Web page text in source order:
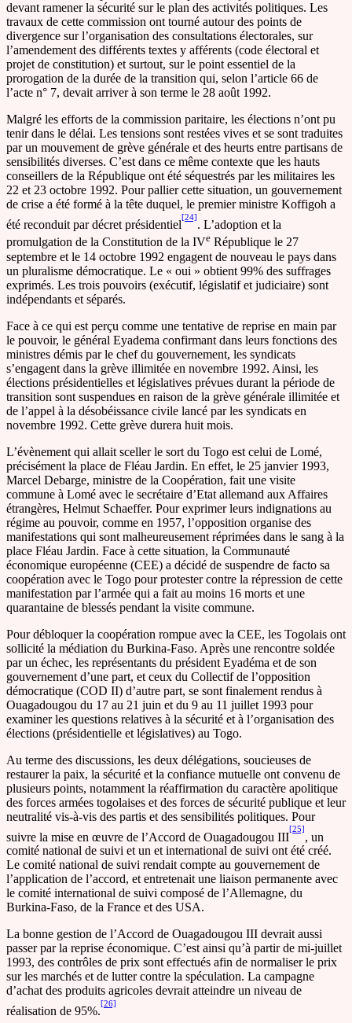
devant ramener la sécurité sur le plan des activités politiques. Les
travaux de cette commission ont tourné autour des points de
divergence sur l’organisation des consultations électorales, sur
l’amendement des différents textes y afférents (code électoral et
projet de constitution) et surtout, sur le point essentiel de la
prorogation de la durée de la transition qui, selon l’article 66 de
l’acte n° 7, devait arriver à son terme le 28 août 1992.
Malgré les efforts de la commission paritaire, les élections n’ont pu
tenir dans le délai. Les tensions sont restées vives et se sont traduites
par un mouvement de grève générale et des heurts entre partisans de
sensibilités diverses. C’est dans ce même contexte que les hauts
conseillers de la République ont été séquestrés par les militaires les
22 et 23 octobre 1992. Pour pallier cette situation, un gouvernement
de crise a été formé à la tête duquel, le premier ministre Koffigoh a
été reconduit par décret présidentiel
[24]
. L’adoption et la
promulgation de la Constitution de la IVe République le 27
septembre et le 14 octobre 1992 engagent de nouveau le pays dans
un pluralisme démocratique. Le « oui » obtient 99% des suffrages
exprimés. Les trois pouvoirs (exécutif, législatif et judiciaire) sont
indépendants et séparés.
Face à ce qui est perçu comme une tentative de reprise en main par
le pouvoir, le général Eyadema confirmant dans leurs fonctions des
ministres démis par le chef du gouvernement, les syndicats
s’engagent dans la grève illimitée en novembre 1992. Ainsi, les
élections présidentielles et législatives prévues durant la période de
transition sont suspendues en raison de la grève générale illimitée et
de l’appel à la désobéissance civile lancé par les syndicats en
novembre 1992. Cette grève durera huit mois.
L’évènement qui allait sceller le sort du Togo est celui de Lomé,
précisément la place de Fléau Jardin. En effet, le 25 janvier 1993,
Marcel Debarge, ministre de la Coopération, fait une visite
commune à Lomé avec le secrétaire d’Etat allemand aux Affaires
étrangères, Helmut Schaeffer. Pour exprimer leurs indignations au
régime au pouvoir, comme en 1957, l’opposition organise des
manifestations qui sont malheureusement réprimées dans le sang à la
place Fléau Jardin. Face à cette situation, la Communauté
économique européenne (CEE) a décidé de suspendre de facto sa
coopération avec le Togo pour protester contre la répression de cette
manifestation par l’armée qui a fait au moins 16 morts et une
quarantaine de blessés pendant la visite commune.
Pour débloquer la coopération rompue avec la CEE, les Togolais ont
sollicité la médiation du Burkina-Faso. Après une rencontre soldée
par un échec, les représentants du président Eyadéma et de son
gouvernement d’une part, et ceux du Collectif de l’opposition
démocratique (COD II) d’autre part, se sont finalement rendus à
Ouagadougou du 17 au 21 juin et du 9 au 11 juillet 1993 pour
examiner les questions relatives à la sécurité et à l’organisation des
élections (présidentielle et législatives) au Togo.
Au terme des discussions, les deux délégations, soucieuses de
restaurer la paix, la sécurité et la confiance mutuelle ont convenu de
plusieurs points, notamment la réaffirmation du caractère apolitique
des forces armées togolaises et des forces de sécurité publique et leur
neutralité vis-à-vis des partis et des sensibilités politiques. Pour
suivre la mise en œuvre de l’Accord de Ouagadougou III
[25]
, un
comité national de suivi et un et international de suivi ont été créé.
Le comité national de suivi rendait compte au gouvernement de
l’application de l’accord, et entretenait une liaison permanente avec
le comité international de suivi composé de l’Allemagne, du
Burkina-Faso, de la France et des USA.
La bonne gestion de l’Accord de Ouagadougou III devrait aussi
passer par la reprise économique. C’est ainsi qu’à partir de mi-juillet
1993, des contrôles de prix sont effectués afin de normaliser le prix
sur les marchés et de lutter contre la spéculation. La campagne
d’achat des produits agricoles devrait atteindre un niveau de
réalisation de 95%.
[26]